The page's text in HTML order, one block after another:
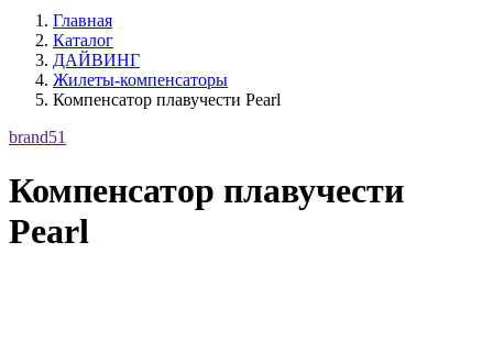
Главная
Каталог
ДАЙВИНГ
Жилеты-компенсаторы
Компенсатор плавучести Pearl
brand51
Компенсатор плавучести
Pearl